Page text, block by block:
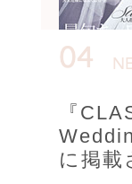
『
に掲載